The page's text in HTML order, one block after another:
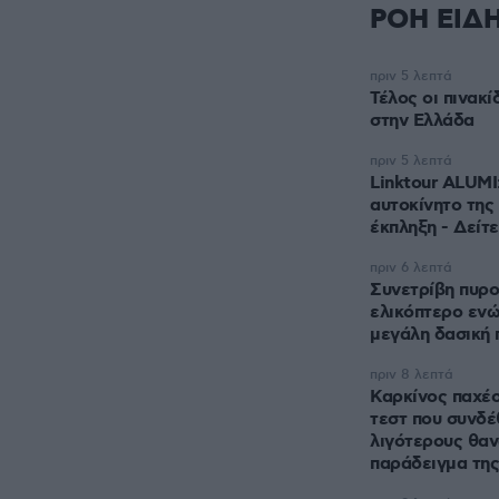
ΡΟΗ
Τέλος οι
στην Ελλάδα
πριν 5 λεπτά
Linktour
αυτοκίνητο
έκπληξη -
πριν 5 λεπτά
Συνετρίβη
ελικόπτερο
μεγάλη δασική
πριν 6 λεπτά
Καρκίνος
τεστ που
λιγότερους
παράδειγμα
πριν 8 λεπτά